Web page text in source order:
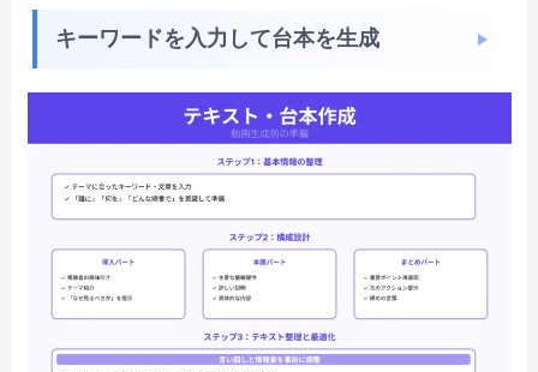
キーワードを入力して台本を生成